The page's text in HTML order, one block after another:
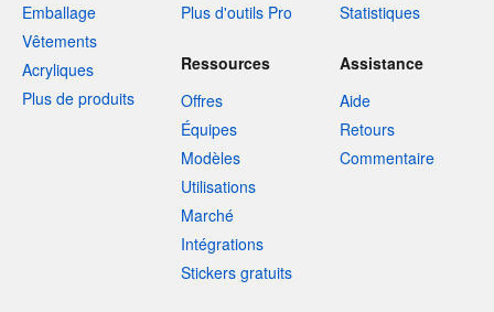
Emballage
Vêtements
Acryliques
Plus de produits
Plus d'outils Pro
Statistiques
Ressources
Offres
Équipes
Modèles
Utilisations
Marché
Intégrations
Stickers gratuits
Assistance
Aide
Retours
Commentaire